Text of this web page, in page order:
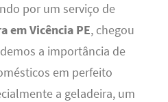
por um serviço de
em Vicência PE, chegou
a importância de
em perfeito
a geladeira, um